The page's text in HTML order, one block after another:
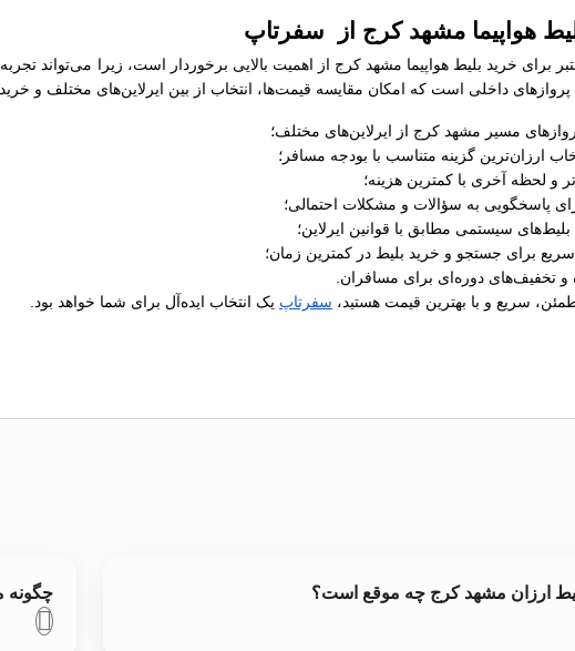
هواپیما مشهد کرج از سفرتاپ
برای خرید بلیط هواپیما مشهد کرج از اهمیت بالایی برخوردار است، زیرا می‌تواند
پروازهای داخلی است که امکان مقایسه قیمت‌ها، انتخاب از بین ایرلاین‌های مختلف و
مسیر مشهد کرج از ایرلاین‌های مختلف؛
ارزان‌ترین گزینه متناسب با بودجه مسافر؛
و لحظه آخری با کمترین هزینه؛
بلیط‌های سیستمی مطابق با قوانین ایرلاین؛
برای جستجو و خرید بلیط در کمترین زمان؛
و تخفیف‌های دوره‌ای برای مسافران.
سریع و با بهترین قیمت هستید، سفرتاپ یک انتخاب ایده‌آل برای شما خواهد بود.
ارزان مشهد کرج چه موقع است؟ چگونه